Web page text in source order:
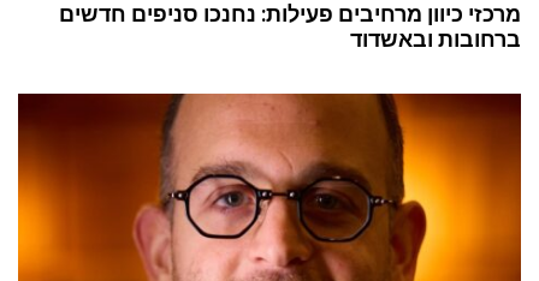
מרכזי כיוון מרחיבים פעילות: נחנכו סניפים חדשים
ברחובות ובאשדוד